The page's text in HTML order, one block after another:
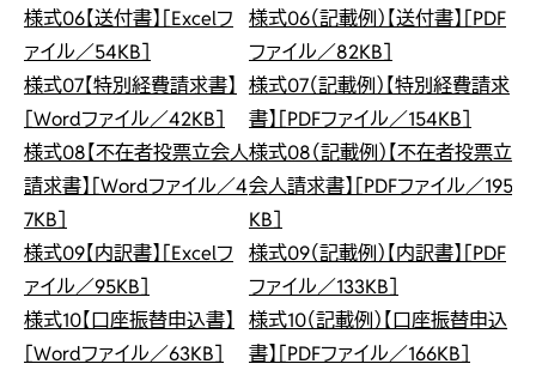
様式06【送付書】［Excelフ
ァイル／54KB］
様式06（記載例）【送付書】［PDF
ファイル／82KB］
様式07【特別経費請求書】
［Wordファイル／42KB］
様式07（記載例）【特別経費請求
書】［PDFファイル／154KB］
様式08【不在者投票立会人
請求書】［Wordファイル／4
7KB］
様式08（記載例）【不在者投票立
会人請求書】［PDFファイル／195
KB］
様式09【内訳書】［Excelフ
ァイル／95KB］
様式09（記載例）【内訳書】［PDF
ファイル／133KB］
様式10【口座振替申込書】
［Wordファイル／63KB］
様式10（記載例）【口座振替申込
書】［PDFファイル／166KB］